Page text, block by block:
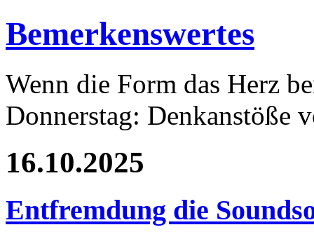
Bemerkenswertes
Wenn die Form das Herz
Donnerstag: Denkanstöße
16.10.2025
Entfremdung die